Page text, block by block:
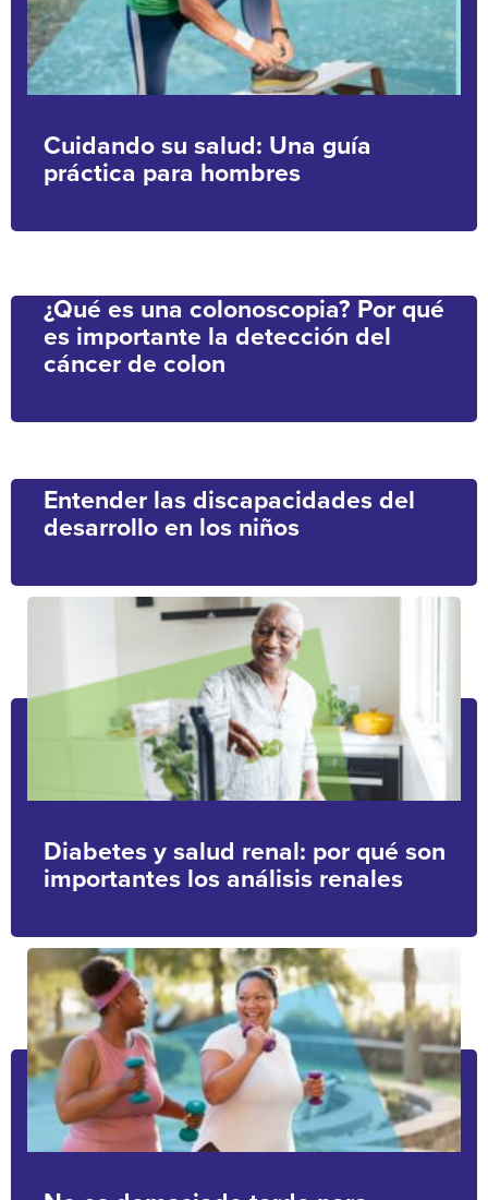
Cuidando su salud: Una guía
práctica para hombres
¿Qué es una colonoscopia? Por qué
es importante la detección del
cáncer de colon
Entender las discapacidades del
desarrollo en los niños
Diabetes y salud renal: por qué son
importantes los análisis renales